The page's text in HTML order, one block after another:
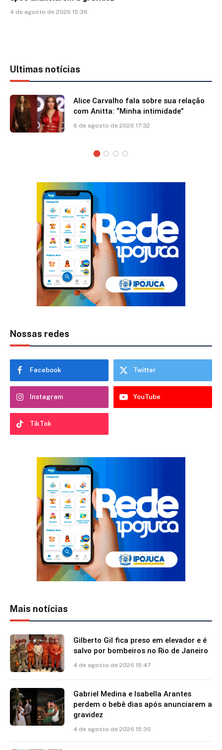
4 de agosto de 2026 15:36
Ultimas notícias
Alice Carvalho fala sobre sua relação
com Anitta: “Minha intimidade”
6 de agosto de 2026 17:32
Nossas redes
Facebook Twitter
Instagram YouTube
TikTok
Mais notícias
Gilberto Gil fica preso em elevador e é
salvo por bombeiros no Rio de Janeiro
4 de agosto de 2026 15:47
Gabriel Medina e Isabella Arantes
perdem o bebê dias após anunciarem a
gravidez
4 de agosto de 2026 15:36